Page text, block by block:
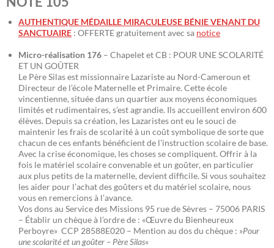
AUTHENTIQUE MÉDAILLE MIRACULEUSE BÉNIE VENANT DU
SANCTUAIRE : OFFERTE gratuitement avec sa notice
Micro-réalisation 176 – Chapelet et CB : POUR UNE SCOLARITÉ
ET UN GOÛTER
Le Père Silas est missionnaire Lazariste au Nord-Cameroun et
Directeur de l’école Maternelle et Primaire. Cette école
vincentienne, située dans un quartier aux moyens économiques
limités et rudimentaires, s’est agrandie. Ils accueillent environ 600
élèves. Depuis sa création, les Lazaristes ont eu le souci de
maintenir les frais de scolarité à un coût symbolique de sorte que
chacun de ces enfants bénéficient de l’instruction scolaire de base.
Avec la crise économique, les choses se compliquent. Offrir à la
fois le matériel scolaire convenable et un goûter, en particulier
aux plus petits de la maternelle, devient difficile. Si vous souhaitez
les aider pour l’achat des goûters et du matériel scolaire, nous
vous en remercions à l’avance.
Vos dons au Service des Missions 95 rue de Sèvres – 75006 PARIS
– Établir un chèque à l’ordre de : «Œuvre du Bienheureux
Perboyre» CCP 28588E020 – Mention au dos du chèque : »Pour
une scolarité et un goûter – Père Silas«